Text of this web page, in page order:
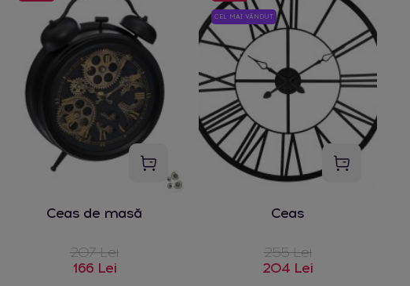
Ceas de masă
207 Lei
166 Lei
CEL MAI VÂNDUT
Ceas
255 Lei
204 Lei